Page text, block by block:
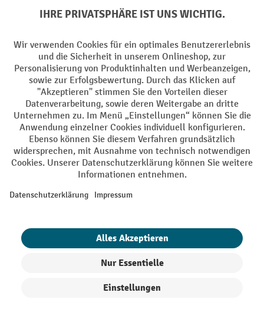
Facebook
YouTube
LinkedIn
Instagram
AGB Impressum Datenschutz
Barrierefreiheit Privacy Settings
Alle Preise exkl. gesetzl. Mehrwertsteuer zzgl.Versandkosten und ggf.
Nachnahmegebühren, wenn nicht anders angegeben.
¹ Der Rabatt gilt so lange der Vorrat reicht. Der Rabatt gilt nicht auf
Erstregistrierung für den Newsletter gewährt. Der Gutschein ist 10
Tage gültig und kann ab einem Netto-Bestellwert von 250,- € online
eingelöst werden. Die Höhe des Rabatts variiert je nach
Arbeitsschutz | 5% auf Werkstatt, Betrieb, Transport, Stapeln und